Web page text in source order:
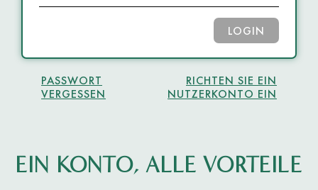
LOGIN
PASSWORT
VERGESSEN
RICHTEN SIE EIN
NUTZERKONTO EIN
EIN KONTO, ALLE VORTEILE